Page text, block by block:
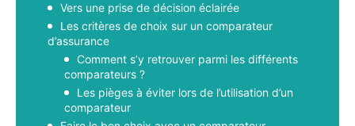
Vers une prise de décision éclairée
Les critères de choix sur un comparateur
d’assurance
Comment s’y retrouver parmi les différents
comparateurs ?
Les pièges à éviter lors de l’utilisation d’un
comparateur